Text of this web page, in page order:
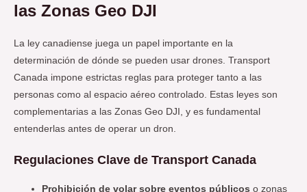
las Zonas Geo DJI
La ley canadiense juega un papel importante en la
determinación de dónde se pueden usar drones. Transport
Canada impone estrictas reglas para proteger tanto a las
personas como al espacio aéreo controlado. Estas leyes son
complementarias a las Zonas Geo DJI, y es fundamental
entenderlas antes de operar un dron.
Regulaciones Clave de Transport Canada
Prohibición de volar sobre eventos públicos o zonas